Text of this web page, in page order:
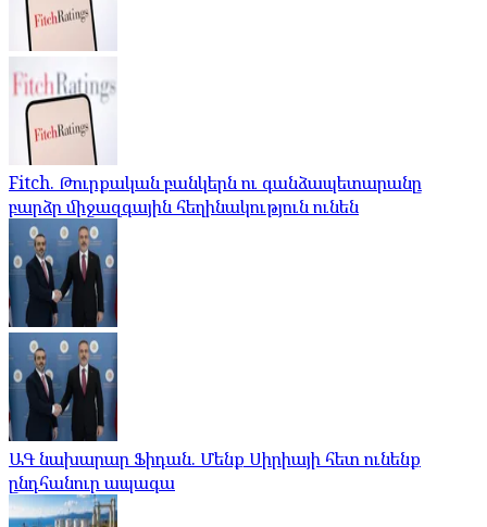
Fitch. Թուրքական բանկերն ու գանձապետարանը
բարձր միջազգային հեղինակություն ունեն
ԱԳ նախարար Ֆիդան. Մենք Սիրիայի հետ ունենք
ընդհանուր ապագա